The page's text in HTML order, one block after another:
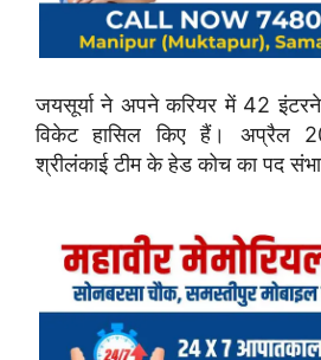
जयसूर्या ने अपने करियर में 42
विकेट हासिल किए हैं। अप्रैल
श्रीलंकाई टीम के हेड कोच का पद